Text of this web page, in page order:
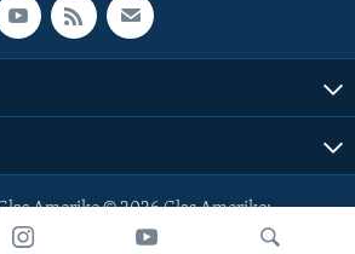
Amerike © 2026 Glas Amerike: